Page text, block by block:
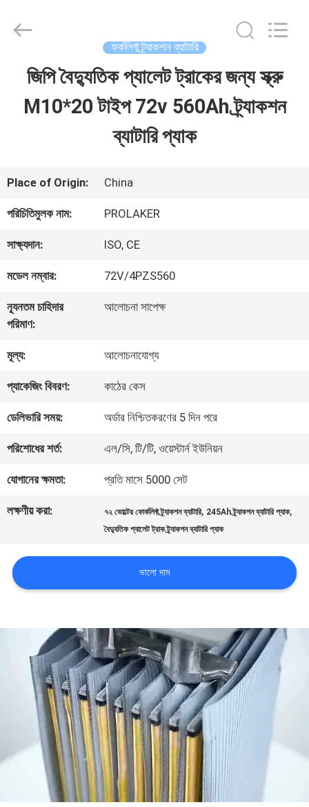
আমাদের
সম্পর্কে
কারখানা
ভ্রমণ
নিয়ন্ত্রণ
আমাদের
সাথে
যোগাযোগ
করুন
খবর
গোপনীয়তা
AUTOPARTS
Reserved.
ফর্কলিফ্ট ট্র্যাকশন ব্যাটারি
জিপি বৈদ্যুতিক প্যালেট ট্রাকের জন্য স্ক্রু
M10*20 টাইপ 72v 560Ah ট্র্যাকশন
ব্যাটারি প্যাক
Place of Origin: China
পরিচিতিমুলক নাম: PROLAKER
সাক্ষ্যদান: ISO, CE
মডেল নম্বার: 72V/4PZS560
ন্যূনতম চাহিদার
পরিমাণ:
আলোচনা সাপেক্ষ
মূল্য: আলোচনাযোগ্য
প্যাকেজিং বিবরণ: কাঠের কেস
ডেলিভারি সময়: অর্ডার নিশ্চিতকরণের 5 দিন পরে
পরিশোধের শর্ত: এল/সি, টি/টি, ওয়েস্টার্ন ইউনিয়ন
যোগানের ক্ষমতা: প্রতি মাসে 5000 সেট
লক্ষণীয় করা: ৭২ ভোল্টের ফোর্কলিফ্ট ট্র্যাকশন ব্যাটারি, 245Ah ট্র্যাকশন ব্যাটারি প্যাক,
বৈদ্যুতিক প্যালেট ট্রাক ট্র্যাকশন ব্যাটারি প্যাক
ভালো দাম